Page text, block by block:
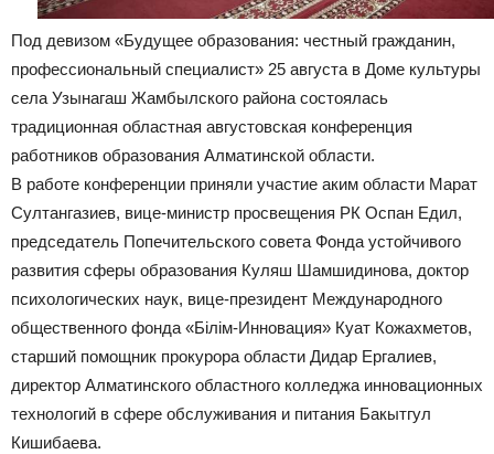
Под девизом «Будущее образования: честный гражданин,
профессиональный специалист» 25 августа в Доме культуры
села Узынaгаш Жамбылского района состоялась
традиционная областная августовская конференция
работников образования Алматинской области.
В работе конференции приняли участие аким области Марат
Султангазиев, вице-министр просвещения РК Оспан Едил,
председатель Попечительского совета Фонда устойчивого
развития сферы образования Куляш Шамшидинова, доктор
психологических наук, вице-президент Международного
общественного фонда «Білім-Инновация» Куат Кожахметов,
старший помощник прокурора области Дидар Ергалиев,
директор Алматинского областного колледжа инновационных
технологий в сфере обслуживания и питания Бакытгул
Кишибаева.